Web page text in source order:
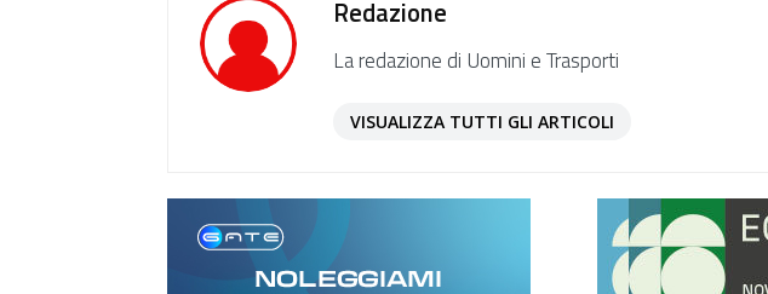
Redazione
La redazione di Uomini e Trasporti
VISUALIZZA TUTTI GLI ARTICOLI